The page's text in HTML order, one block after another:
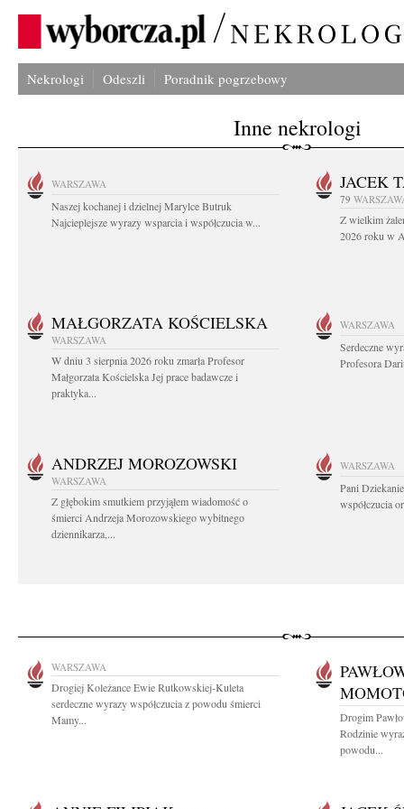
Nekrologi Odeszli Poradnik pogrzebowy
Inne nekrologi
WARSZAWA
Naszej kochanej i dzielnej Marylce Butruk
Najcieplejsze wyrazy wsparcia i współczucia w...
JACEK
79
Z wielkim
2026 roku w
MAŁGORZATA KOŚCIELSKA
WARSZAWA
W dniu 3 sierpnia 2026 roku zmarła Profesor
Małgorzata Kościelska Jej prace badawcze i
praktyka...
WARSZAWA
Serdeczne
Profesora
ANDRZEJ MOROZOWSKI
WARSZAWA
Z głębokim smutkiem przyjąłem wiadomość o
śmierci Andrzeja Morozowskiego wybitnego
dziennikarza,...
WARSZAWA
Pani
współczucia
WARSZAWA
Drogiej Koleżance Ewie Rutkowskiej-Kuleta
serdeczne wyrazy współczucia z powodu śmierci
Mamy...
Drogim
Rodzinie
powodu...